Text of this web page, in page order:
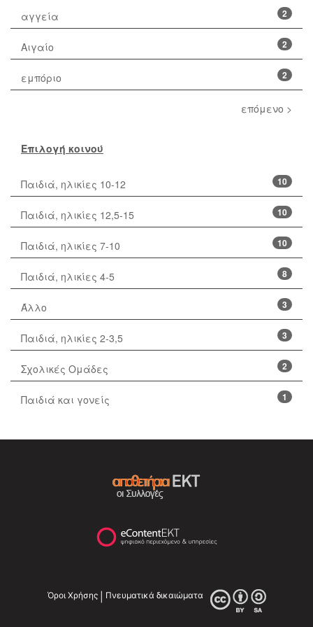
2
αγγεία
2
Αιγαίο
2
εμπόριο
επόμενο >
Επιλογή κοινού
10
Παιδιά, ηλικίες 10-12
10
Παιδιά, ηλικίες 12,5-15
10
Παιδιά, ηλικίες 7-10
8
Παιδιά, ηλικίες 4-5
3
Άλλο
3
Παιδιά, ηλικίες 2-3,5
2
Σχολικές Ομάδες
1
Παιδιά και γονείς